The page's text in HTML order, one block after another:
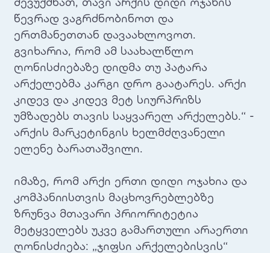
წევრად ვაგრძნობინოთ და
ერთმანეთთან დავაახლოვოთ.
გვიხარია, რომ ამ საახალწლო
ღონისძიებაზე დიდმა თუ პატარა
არქელებმა კარგი დრო გაატარეს. არქი
კიდევ და კიდევ მეტ სიურპრიზს
უმზადებს თავის საყვარელ არქელებს.“ -
არქის მარკეტინგის ხელმძღვანელი
ელენე ბარათაშვილი.
იმაზე, რომ არქი ერთი დიდი ოჯახია და
კომპანიისთვის მაცხოვრებლებზე
ზრუნვა მთავარი პრიორიტეტია
მეტყველებს უკვე გამართული არაერთი
ღონისძიება: „ჯიფსი არქელებისვის“